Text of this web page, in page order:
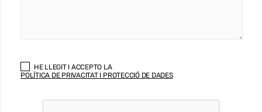
HE LLEGIT I ACCEPTO LA
POLÍTICA DE PRIVACITAT I PROTECCIÓ DE DADES